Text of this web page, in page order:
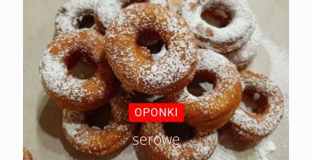
OPONKI
serowe